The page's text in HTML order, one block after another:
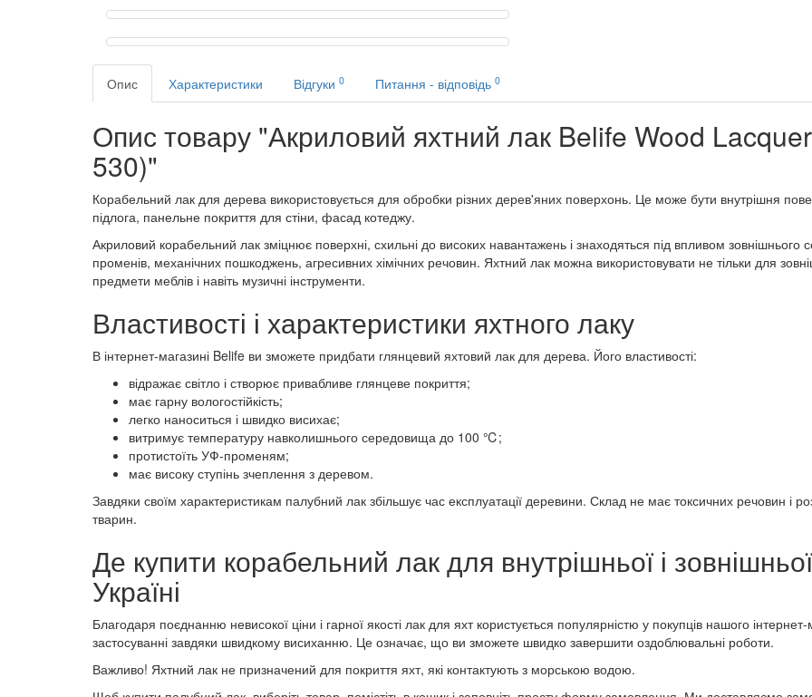
Опис Характеристики Відгуки 0 Питання - відповідь 0
Опис товару "Акриловий яхтний лак Belife Wood
530)"
Корабельний лак для дерева використовується для обробки різних дерев'яних поверхонь. Це може бути внутрішня
підлога, панельне покриття для стіни, фасад котеджу.
Акриловий корабельний лак зміцнює поверхні, схильні до високих навантажень і знаходяться під впливом
променів, механічних пошкоджень, агресивних хімічних речовин. Яхтний лак можна використовувати не тільки для
предмети меблів і навіть музичні інструменти.
Властивості і характеристики яхтного лаку
В інтернет-магазині Belife ви зможете придбати глянцевий яхтовий лак для дерева. Його властивості:
відражає світло і створює привабливе глянцеве покриття;
має гарну вологостійкість;
легко наноситься і швидко висихає;
витримує температуру навколишнього середовища до 100 ℃;
протистоїть УФ-променям;
має високу ступінь зчеплення з деревом.
Завдяки своїм характеристикам палубний лак збільшує час експлуатації деревини. Склад не має токсичних речовин і
тварин.
Де купити корабельний лак для внутрішньої і
Україні
Благодаря поєднанню невисокої ціни і гарної якості лак для яхт користується популярністю у покупців нашого
застосуванні завдяки швидкому висиханню. Це означає, що ви зможете швидко завершити оздоблювальні роботи.
Важливо! Яхтний лак не призначений для покриття яхт, які контактують з морською водою.